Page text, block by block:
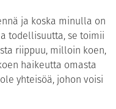
ja koska minulla on
todellisuutta, se toimii
riippuu, milloin koen,
haikeutta omasta
yhteisöä, johon voisi